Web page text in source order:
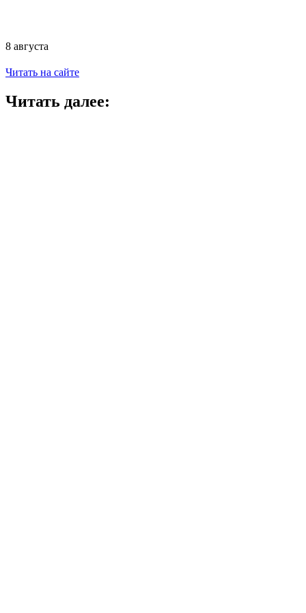
8 августа
Читать на сайте
Читать далее: